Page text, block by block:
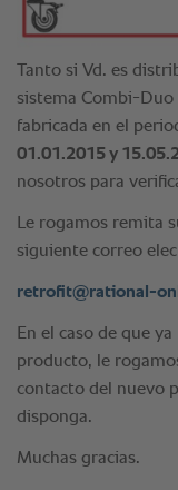
Tanto si Vd. es
sistema Combi-Duo
fabricada en el
01.01.2015 y
nosotros para
Le rogamos remita
siguiente correo
retrofit@rational-
En el caso de que
producto, le
contacto del nuevo
disponga.
Muchas gracias.